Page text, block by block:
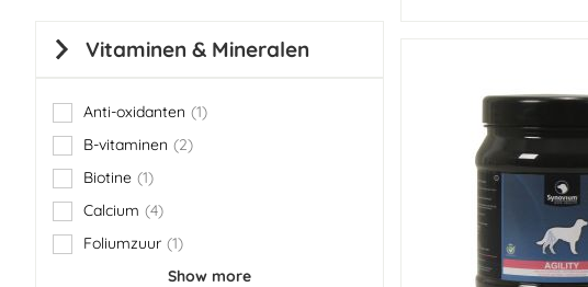
Vitaminen & Mineralen
Anti-oxidanten 1
item
B-vitaminen
2
items
Biotine 1
item
Calcium
4
items
Foliumzuur 1
item
Show more